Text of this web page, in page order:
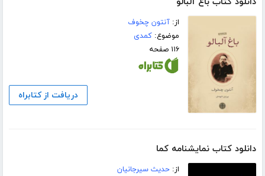
از:آنتون چخوف
موضوع:کمدی
۱۱۶ صفحه
دریافت از کتابراه
دانلود کتاب نمایشنامه کما
از:حدیث سیرجانیان